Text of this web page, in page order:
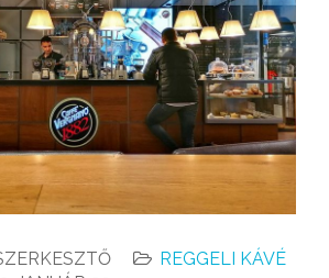
REGGELI KÁVÉ